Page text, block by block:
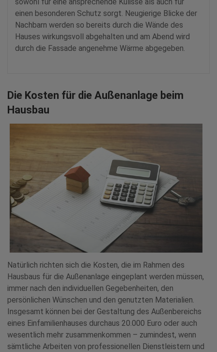
einen besonderen Schutz sorgt. Neugierige Blicke der
Nachbarn werden so bereits durch die Wände des
Hauses wirkungsvoll abgehalten und am Abend wird
durch die Fassade angenehme Wärme abgegeben.
Die Kosten für die Außenanlage beim
Hausbau
Natürlich richten sich die Kosten, die im Rahmen des
Hausbaus für die Außenanlage eingeplant werden müssen,
immer nach den individuellen Gegebenheiten, den
persönlichen Wünschen und den genutzten Materialien.
Insgesamt können bei der Gestaltung des Außenbereichs
eines Einfamilienhauses durchaus 20.000 Euro oder auch
wesentlich mehr zusammenkommen – zumindest, wenn
sämtliche Arbeiten von professionellen Dienstleistern und